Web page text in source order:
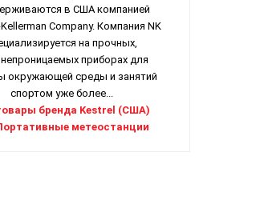
в США компанией
Company. Компания NK
на прочных,
приборах для
окружающей среды и занятий
спортом уже более...
бренда Kestrel (США)
метеостанции